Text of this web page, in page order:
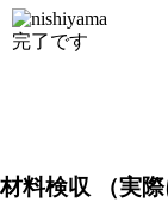
完了です
材料検収 （実際